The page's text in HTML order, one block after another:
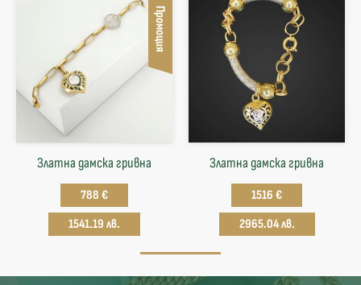
Промоция
Златна дамска гривна
788 €
1541.19 лв.
Златна дамска гривна
1516 €
2965.04 лв.